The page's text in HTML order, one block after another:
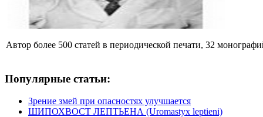
Автор более 500 статей в периодической печати, 32
Популярные статьи:
Зрение змей при опасностях улучшается
ШИПОХВОСТ ЛЕПТЬЕНА (Uromastyx leptieni)